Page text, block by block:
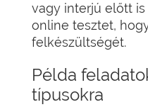
vagy interjú előtt
online tesztet,
felkészültségét.
Példa
típusokra